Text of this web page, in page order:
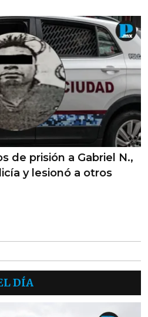
de prisión a Gabriel N.,
y lesionó a otros
DÍA